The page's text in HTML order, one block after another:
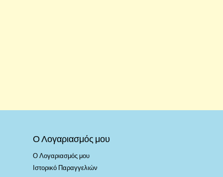
Ο Λογαριασμός μου
Ο Λογαριασμός μου
Ιστορικό Παραγγελιών